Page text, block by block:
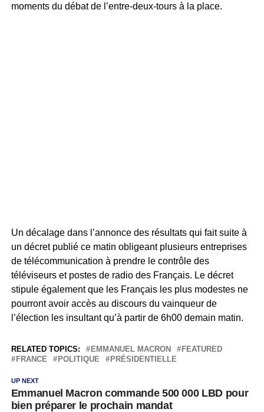
moments du débat de l’entre-deux-tours à la place.
Un décalage dans l’annonce des résultats qui fait suite à
un décret publié ce matin obligeant plusieurs entreprises
de télécommunication à prendre le contrôle des
téléviseurs et postes de radio des Français. Le décret
stipule également que les Français les plus modestes ne
pourront avoir accès au discours du vainqueur de
l’élection les insultant qu’à partir de 6h00 demain matin.
RELATED TOPICS: EMMANUEL MACRON
FEATURED
FRANCE
POLITIQUE PRÉSIDENTIELLE
UP NEXT
Emmanuel Macron commande 500 000 LBD pour
bien préparer le prochain mandat